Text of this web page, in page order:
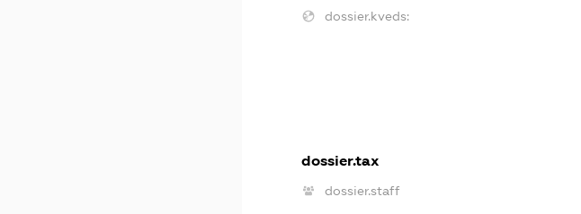
dossier.kveds:
dossier.tax
dossier.staff